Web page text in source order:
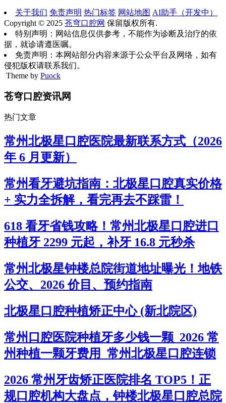
关于我们 免责声明 热门标签 网站地图 AI助手（开发中）
Copyright © 2025 苍穹口腔网 保留版权所有.
特别声明：网站信息仅供参考，不能作为诊断及治疗的依
据，就诊请遵医嘱。
免责声明：本网站部分内容来源于公众平台及网络，如有
侵犯版权请联系我们。
Theme by Puock
苍穹口腔资讯网
热门文章
常州北极星口腔医院最新联系方式（2026
年 6 月更新）
常州看牙避坑指南：北极星口腔真实价格
+ 实力全拆解，看完再去不踩雷！
618 看牙省钱攻略！常州北极星口腔进口
种植牙 2299 元起，补牙 16.8 元秒杀
常州北极星钟楼总院街道地址曝光！地铁
公交、2026 价目、预约指南
北极星口腔种植矫正中心 (新北院区)
常州口腔医院种植牙多少钱一颗_2026 常
州种植一颗牙费用_常州北极星口腔连锁
2026 常州牙齿矫正医院排名 TOP5！正
规口腔机构大盘点，钟楼北极星口腔总院